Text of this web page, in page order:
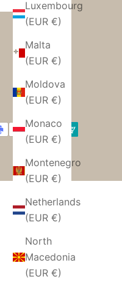
Luxembourg
(EUR €)
Malta
(EUR €)
Moldova
(EUR €)
Monaco
(EUR €)
Montenegro
(EUR €)
Netherlands
(EUR €)
North
Macedonia
(EUR €)